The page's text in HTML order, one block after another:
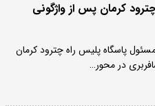
کرمان پس از واژگونی
پاسگاه پلیس راه چترود کرمان
در محور…